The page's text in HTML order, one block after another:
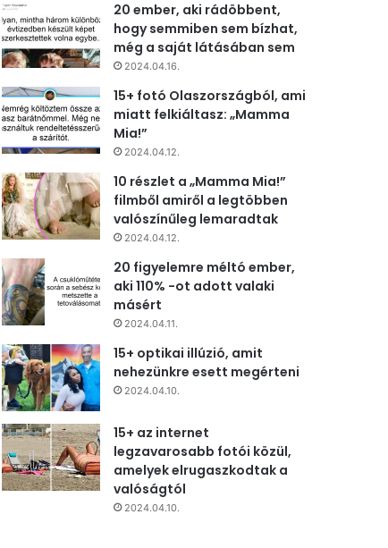
20 ember, aki rádöbbent,
hogy semmiben sem bízhat,
még a saját látásában sem
2024.04.16.
15+ fotó Olaszországból, ami
miatt felkiáltasz: „Mamma
Mia!”
2024.04.12.
10 részlet a „Mamma Mia!”
filmből amiről a legtöbben
valószínűleg lemaradtak
2024.04.12.
20 figyelemre méltó ember,
aki 110% -ot adott valaki
másért
2024.04.11.
15+ optikai illúzió, amit
nehezünkre esett megérteni
2024.04.10.
15+ az internet
legzavarosabb fotói közül,
amelyek elrugaszkodtak a
valóságtól
2024.04.10.